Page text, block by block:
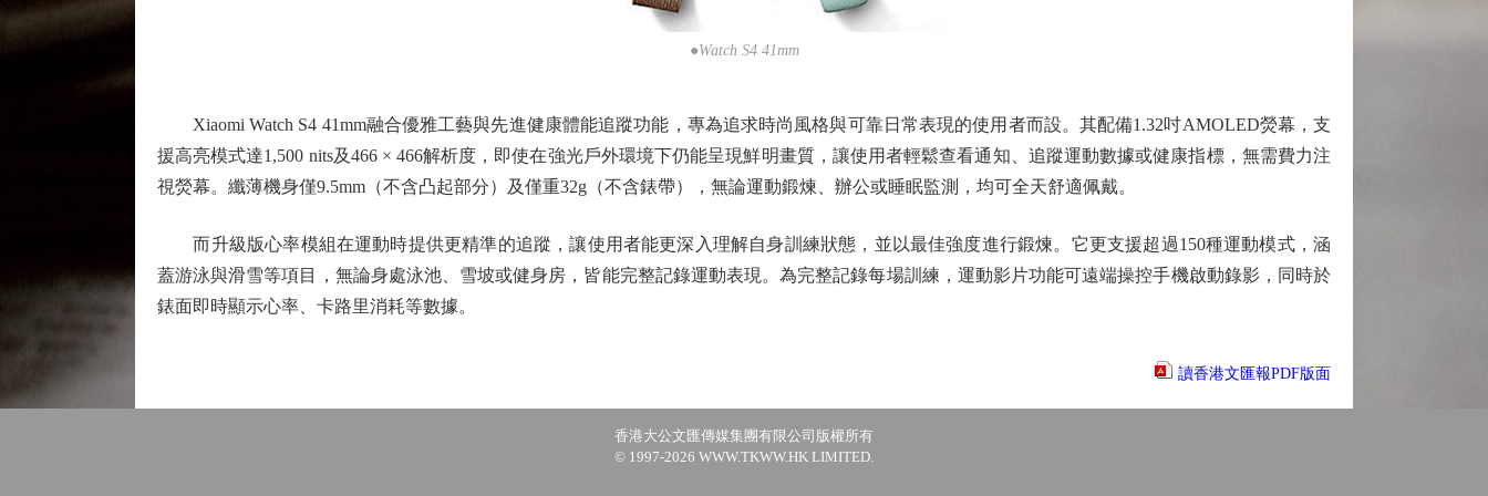
●Watch S4 41mm
Xiaomi Watch S4 41mm融合優雅工藝與先進健康體能追蹤功能，專為追求時尚風格與可靠日常表現的使用者而設。其配備1.32吋AMOLED熒幕，支
援高亮模式達1,500 nits及466 × 466解析度，即使在強光戶外環境下仍能呈現鮮明畫質，讓使用者輕鬆查看通知、追蹤運動數據或健康指標，無需費力注
視熒幕。纖薄機身僅9.5mm（不含凸起部分）及僅重32g（不含錶帶），無論運動鍛煉、辦公或睡眠監測，均可全天舒適佩戴。
而升級版心率模組在運動時提供更精準的追蹤，讓使用者能更深入理解自身訓練狀態，並以最佳強度進行鍛煉。它更支援超過150種運動模式，涵
蓋游泳與滑雪等項目，無論身處泳池、雪坡或健身房，皆能完整記錄運動表現。為完整記錄每場訓練，運動影片功能可遠端操控手機啟動錄影，同時於
錶面即時顯示心率、卡路里消耗等數據。
讀香港文匯報PDF版面
香港大公文匯傳媒集團有限公司版權所有
© 1997-2026 WWW.TKWW.HK LIMITED.